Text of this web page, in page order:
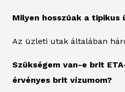
Milyen hosszúak a tipikus
Az üzleti utak általában
Szükségem van-e brit
érvényes brit vízumom?